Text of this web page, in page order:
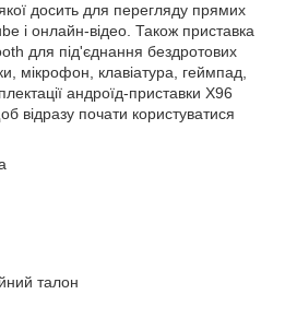
досить для перегляду прямих
і онлайн-відео. Також приставка
для під'єднання бездротових
мікрофон, клавіатура, геймпад,
андроїд-приставки X96
відразу почати користуватися
талон